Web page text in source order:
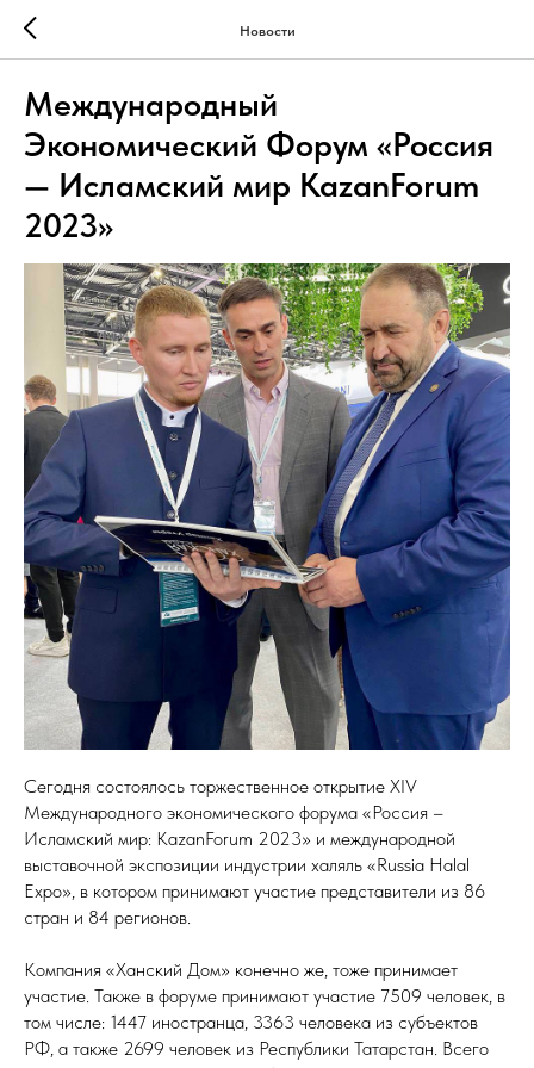
Новости
Международный
Экономический Форум «Россия
— Исламский мир KazanForum
2023»
Сегодня состоялось торжественное открытие XIV
Международного экономического форума «Россия –
Исламский мир: KazanForum 2023» и международной
выставочной экспозиции индустрии халяль «Russia Halal
Expo», в котором принимают участие представители из 86
стран и 84 регионов.
Компания «Ханский Дом» конечно же, тоже принимает
участие. Также в форуме принимают участие 7509 человек, в
том числе: 1447 иностранца, 3363 человека из субъектов
РФ, а также 2699 человек из Республики Татарстан. Всего